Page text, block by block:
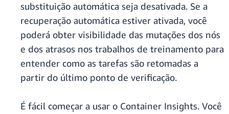
substituição automática seja desativada. Se a
recuperação automática estiver ativada, você
poderá obter visibilidade das mutações dos nós
e dos atrasos nos trabalhos de treinamento para
entender como as tarefas são retomadas a
partir do último ponto de verificação.
É fácil começar a usar o Container Insights. Você